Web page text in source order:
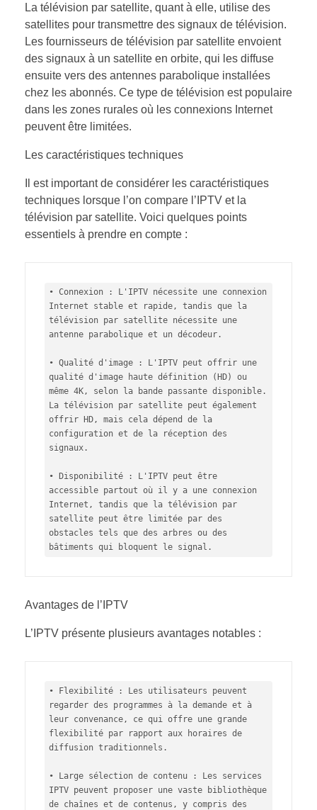
La télévision par satellite, quant à elle, utilise des
satellites pour transmettre des signaux de télévision.
Les fournisseurs de télévision par satellite envoient
des signaux à un satellite en orbite, qui les diffuse
ensuite vers des antennes parabolique installées
chez les abonnés. Ce type de télévision est populaire
dans les zones rurales où les connexions Internet
peuvent être limitées.
Les caractéristiques techniques
Il est important de considérer les caractéristiques
techniques lorsque l’on compare l’IPTV et la
télévision par satellite. Voici quelques points
essentiels à prendre en compte :
• Connexion : L'IPTV nécessite une connexion
Internet stable et rapide, tandis que la
télévision par satellite nécessite une
antenne parabolique et un décodeur.
• Qualité d'image : L'IPTV peut offrir une
qualité d'image haute définition (HD) ou
même 4K, selon la bande passante disponible.
La télévision par satellite peut également
offrir HD, mais cela dépend de la
configuration et de la réception des
signaux.
• Disponibilité : L'IPTV peut être
accessible partout où il y a une connexion
Internet, tandis que la télévision par
satellite peut être limitée par des
obstacles tels que des arbres ou des
bâtiments qui bloquent le signal.
Avantages de l’IPTV
L’IPTV présente plusieurs avantages notables :
• Flexibilité : Les utilisateurs peuvent
regarder des programmes à la demande et à
leur convenance, ce qui offre une grande
flexibilité par rapport aux horaires de
diffusion traditionnels.
• Large sélection de contenu : Les services
IPTV peuvent proposer une vaste bibliothèque
de chaînes et de contenus, y compris des